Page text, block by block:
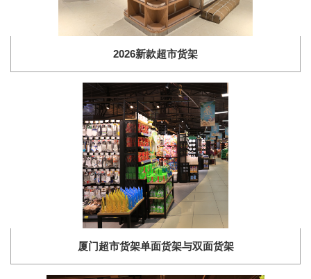
2026新款超市货架
厦门超市货架单面货架与双面货架